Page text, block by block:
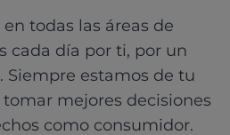
todas las áreas de
cada día por ti, por un
Siempre estamos de tu
mejores decisiones
como consumidor.